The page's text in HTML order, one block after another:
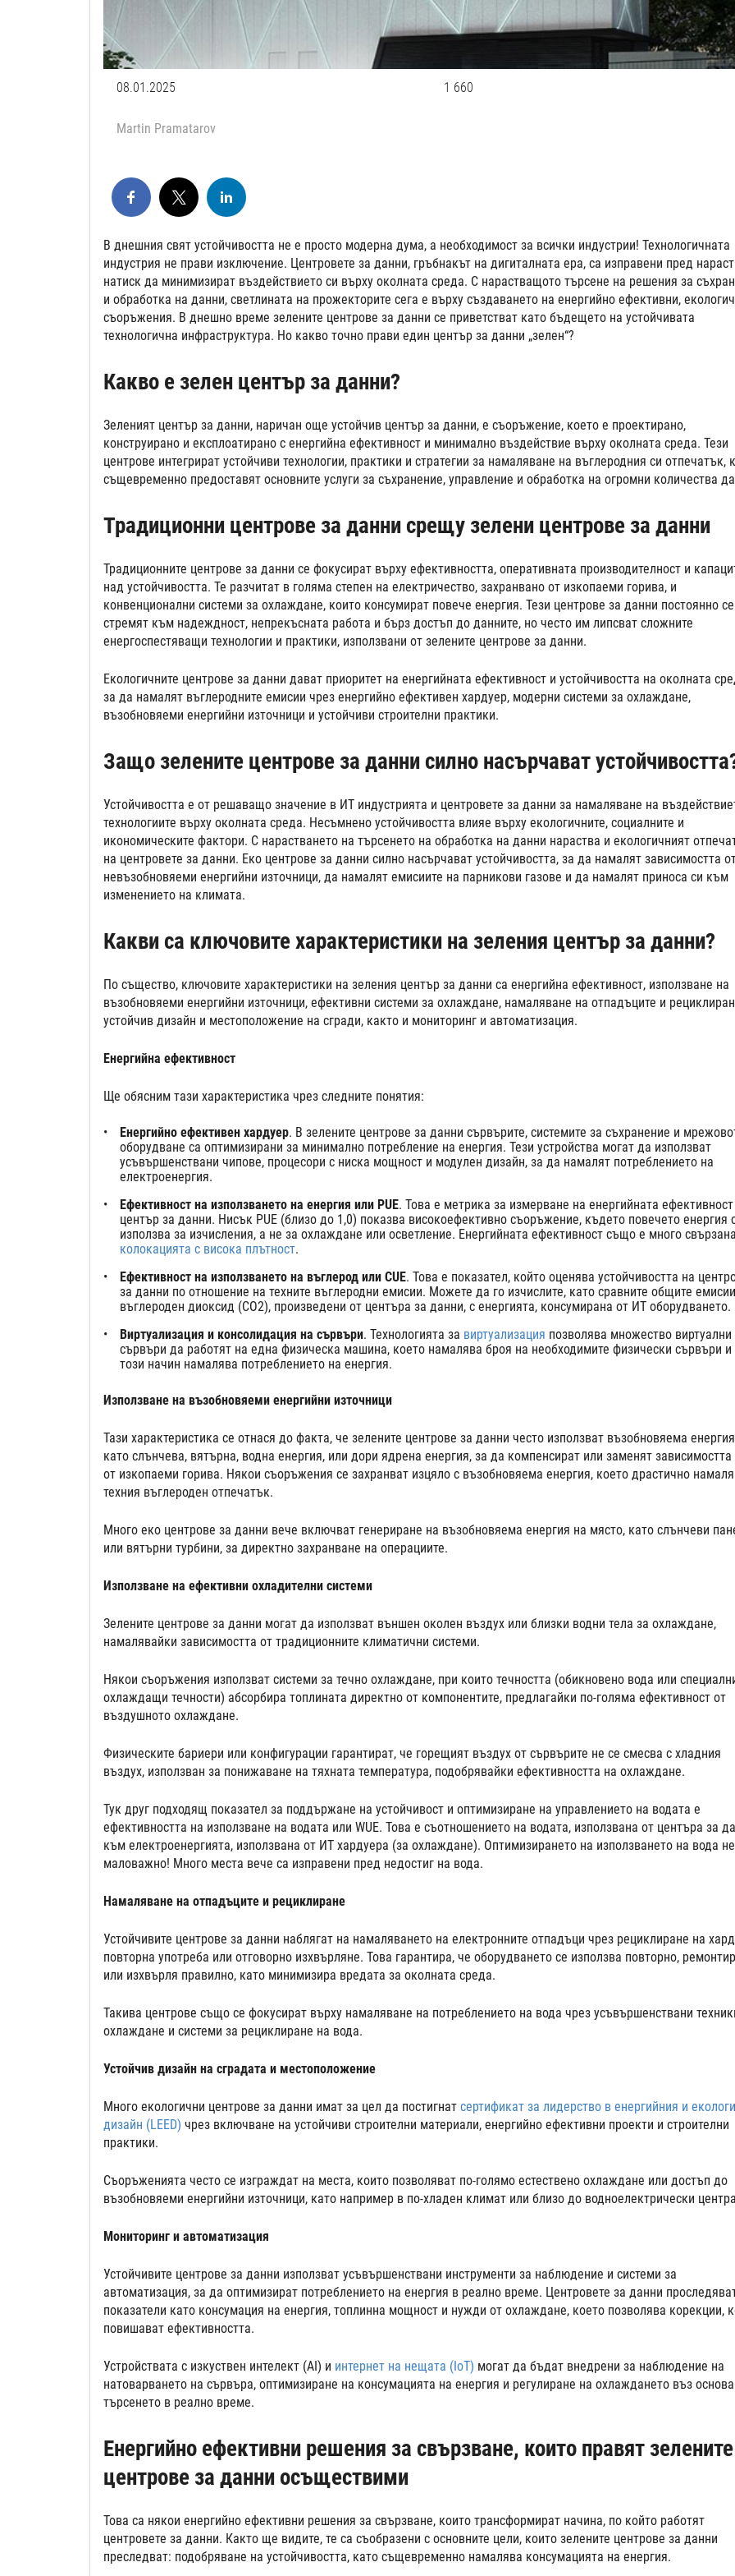
08.01.2025 1 660
Martin Pramatarov
В днешния свят устойчивостта не е просто модерна дума, а необходимост за всички индустрии! Технологичната
индустрия не прави изключение. Центровете за данни, гръбнакът на дигиталната ера, са изправени пред
натиск да минимизират въздействието си върху околната среда. С нарастващото търсене на решения за
и обработка на данни, светлината на прожекторите сега е върху създаването на енергийно ефективни,
съоръжения. В днешно време зелените центрове за данни се приветстват като бъдещето на устойчивата
технологична инфраструктура. Но какво точно прави един център за данни „зелен“?
Какво е зелен център за данни?
Зеленият център за данни, наричан още устойчив център за данни, е съоръжение, което е проектирано,
конструирано и експлоатирано с енергийна ефективност и минимално въздействие върху околната среда. Тези
центрове интегрират устойчиви технологии, практики и стратегии за намаляване на въглеродния си отпечатък,
същевременно предоставят основните услуги за съхранение, управление и обработка на огромни количества
Традиционни центрове за данни срещу зелени центрове за данни
Традиционните центрове за данни се фокусират върху ефективността, оперативната производителност и
над устойчивостта. Те разчитат в голяма степен на електричество, захранвано от изкопаеми горива, и
конвенционални системи за охлаждане, които консумират повече енергия. Тези центрове за данни постоянно се
стремят към надеждност, непрекъсната работа и бърз достъп до данните, но често им липсват сложните
енергоспестяващи технологии и практики, използвани от зелените центрове за данни.
Екологичните центрове за данни дават приоритет на енергийната ефективност и устойчивостта на околната
за да намалят въглеродните емисии чрез енергийно ефективен хардуер, модерни системи за охлаждане,
възобновяеми енергийни източници и устойчиви строителни практики.
Защо зелените центрове за данни силно насърчават
Устойчивостта е от решаващо значение в ИТ индустрията и центровете за данни за намаляване на
технологиите върху околната среда. Несъмнено устойчивостта влияе върху екологичните, социалните и
икономическите фактори. С нарастването на търсенето на обработка на данни нараства и екологичният
на центровете за данни. Еко центрове за данни силно насърчават устойчивостта, за да намалят зависимостта
невъзобновяеми енергийни източници, да намалят емисиите на парникови газове и да намалят приноса си към
изменението на климата.
Какви са ключовите характеристики на зеления център за данни?
По същество, ключовите характеристики на зеления център за данни са енергийна ефективност, използване на
възобновяеми енергийни източници, ефективни системи за охлаждане, намаляване на отпадъците и
устойчив дизайн и местоположение на сгради, както и мониторинг и автоматизация.
Енергийна ефективност
Ще обясним тази характеристика чрез следните понятия:
Енергийно ефективен хардуер. В зелените центрове за данни сървърите, системите за съхранение и
оборудване са оптимизирани за минимално потребление на енергия. Тези устройства могат да използват
усъвършенствани чипове, процесори с ниска мощност и модулен дизайн, за да намалят потреблението на
електроенергия.
Ефективност на използването на енергия или PUE. Това е метрика за измерване на енергийната
център за данни. Нисък PUE (близо до 1,0) показва високоефективно съоръжение, където повечето енергия
използва за изчисления, а не за охлаждане или осветление. Енергийната ефективност също е много
колокацията с висока плътност.
Ефективност на използването на въглерод или CUE. Това е показател, който оценява устойчивостта на
за данни по отношение на техните въглеродни емисии. Можете да го изчислите, като сравните общите
въглероден диоксид (CO2), произведени от центъра за данни, с енергията, консумирана от ИТ оборудването.
Виртуализация и консолидация на сървъри. Технологията за виртуализация позволява множество виртуални
сървъри да работят на една физическа машина, което намалява броя на необходимите физически сървъри и
този начин намалява потреблението на енергия.
Използване на възобновяеми енергийни източници
Тази характеристика се отнася до факта, че зелените центрове за данни често използват възобновяема
като слънчева, вятърна, водна енергия, или дори ядрена енергия, за да компенсират или заменят зависимостта
от изкопаеми горива. Някои съоръжения се захранват изцяло с възобновяема енергия, което драстично
техния въглероден отпечатък.
Много еко центрове за данни вече включват генериране на възобновяема енергия на място, като слънчеви
или вятърни турбини, за директно захранване на операциите.
Използване на ефективни охладителни системи
Зелените центрове за данни могат да използват външен околен въздух или близки водни тела за охлаждане,
намалявайки зависимостта от традиционните климатични системи.
Някои съоръжения използват системи за течно охлаждане, при които течността (обикновено вода или
охлаждащи течности) абсорбира топлината директно от компонентите, предлагайки по-голяма ефективност от
въздушното охлаждане.
Физическите бариери или конфигурации гарантират, че горещият въздух от сървърите не се смесва с хладния
въздух, използван за понижаване на тяхната температура, подобрявайки ефективността на охлаждане.
Тук друг подходящ показател за поддържане на устойчивост и оптимизиране на управлението на водата е
ефективността на използване на водата или WUE. Това е съотношението на водата, използвана от центъра за
към електроенергията, използвана от ИТ хардуера (за охлаждане). Оптимизирането на използването на вода
маловажно! Много места вече са изправени пред недостиг на вода.
Намаляване на отпадъците и рециклиране
Устойчивите центрове за данни наблягат на намаляването на електронните отпадъци чрез рециклиране на
повторна употреба или отговорно изхвърляне. Това гарантира, че оборудването се използва повторно,
или изхвърля правилно, като минимизира вредата за околната среда.
Такива центрове също се фокусират върху намаляване на потреблението на вода чрез усъвършенствани
охлаждане и системи за рециклиране на вода.
Устойчив дизайн на сградата и местоположение
Много екологични центрове за данни имат за цел да постигнат сертификат за лидерство в енергийния и
дизайн (LEED) чрез включване на устойчиви строителни материали, енергийно ефективни проекти и строителни
практики.
Съоръженията често се изграждат на места, които позволяват по-голямо естествено охлаждане или достъп до
възобновяеми енергийни източници, като например в по-хладен климат или близо до водноелектрически
Мониторинг и автоматизация
Устойчивите центрове за данни използват усъвършенствани инструменти за наблюдение и системи за
автоматизация, за да оптимизират потреблението на енергия в реално време. Центровете за данни
показатели като консумация на енергия, топлинна мощност и нужди от охлаждане, което позволява корекции,
повишават ефективността.
Устройствата с изкуствен интелект (AI) и интернет на нещата (IoT) могат да бъдат внедрени за наблюдение на
натоварването на сървъра, оптимизиране на консумацията на енергия и регулиране на охлаждането въз
търсенето в реално време.
Енергийно ефективни решения за свързване, които правят зелените
центрове за данни осъществими
Това са някои енергийно ефективни решения за свързване, които трансформират начина, по който работят
центровете за данни. Както ще видите, те са съобразени с основните цели, които зелените центрове за данни
преследват: подобряване на устойчивостта, като същевременно намалява консумацията на енергия.